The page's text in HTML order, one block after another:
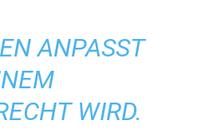
ANPASST
WIRD.